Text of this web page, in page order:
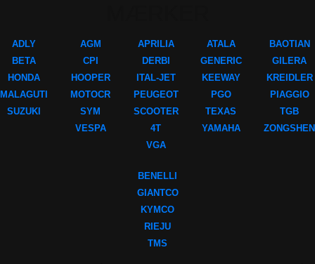
ADLY
BETA
HONDA
MALAGUTI
SUZUKI
AGM
CPI
HOOPER
MOTOCR
SYM
VESPA
APRILIA
DERBI
ITAL-JET
PEUGEOT
SCOOTER
4T
VGA
ATALA
GENERIC
KEEWAY
PGO
TEXAS
YAMAHA
BAOTIAN
GILERA
KREIDLER
PIAGGIO
TGB
ZONGSHEN
BENELLI
GIANTCO
KYMCO
RIEJU
TMS